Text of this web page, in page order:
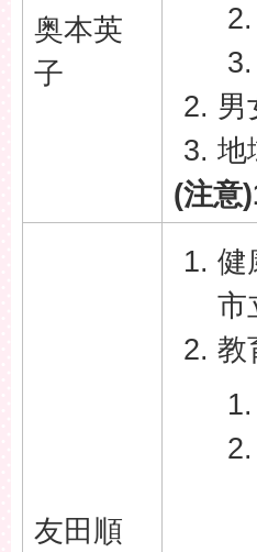
奥本英
子
男
地
(注意
友田順
健
市
教